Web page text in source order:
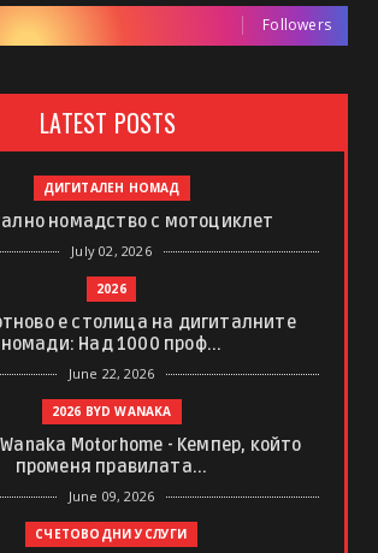
Followers
LATEST POSTS
ДИГИТАЛЕН НОМАД
номадство с мотоциклет
July 02, 2026
2026
е столица на дигиталните
номади: Над 1000 проф...
June 22, 2026
2026 BYD WANAKA
Wanaka Motorhome - Кемпер, който
променя правилата...
June 09, 2026
СЧЕТОВОДНИ УСЛУГИ